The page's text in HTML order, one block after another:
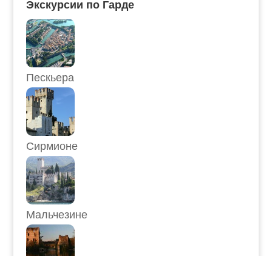
Экскурсии по Гарде
Пескьера
Сирмионе
Мальчезине